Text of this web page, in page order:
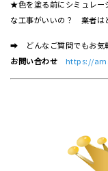
★色を塗る前にシミュレ
な工事がいいの？ 業者は
➡ どんなご質問でもお気
お問い合わせ
https://